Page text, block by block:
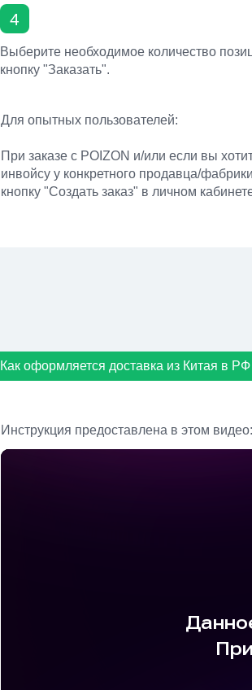
Для опытных пользователей:
При заказе с POIZON и/или если вы
инвойсу у конкретного продавца/
кнопку "Создать заказ" в личном
Выберите необходимое количество
кнопку "Заказать".
4
Как оформляется доставка из Китая в
Инструкция предоставлена в этом видео: